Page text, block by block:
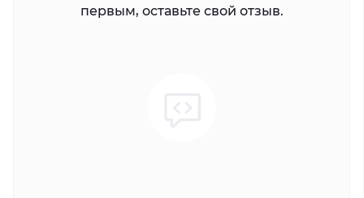
первым, оставьте свой отзыв.